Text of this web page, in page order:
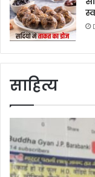
साहित्य